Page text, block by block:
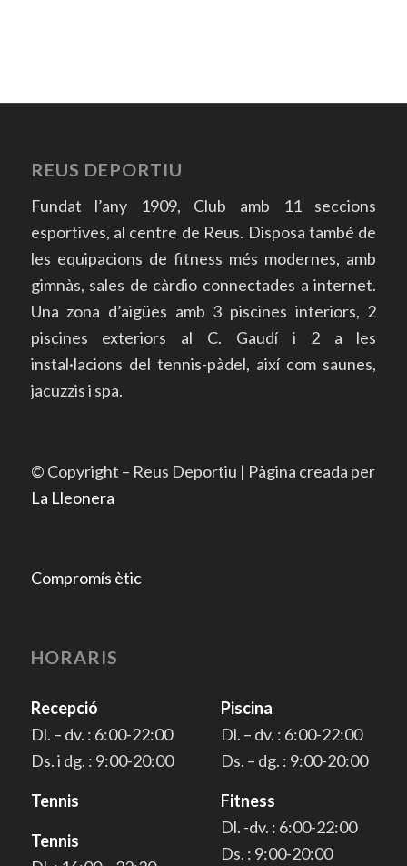
REUS DEPORTIU
Fundat l’any 1909, Club amb 11 seccions
esportives, al centre de Reus. Disposa també de
les equipacions de fitness més modernes, amb
gimnàs, sales de càrdio connectades a internet.
Una zona d’aigües amb 3 piscines interiors, 2
piscines exteriors al C. Gaudí i 2 a les
instal·lacions del tennis-pàdel, així com saunes,
jacuzzis i spa.
© Copyright – Reus Deportiu | Pàgina creada per
La Lleonera
Compromís ètic
HORARIS
Recepció
Dl. – dv. : 6:00-22:00
Ds. i dg. : 9:00-20:00
Tennis
Tennis
Piscina
Dl. – dv. : 6:00-22:00
Ds. – dg. : 9:00-20:00
Fitness
Dl. -dv. : 6:00-22:00
Ds. : 9:00-20:00